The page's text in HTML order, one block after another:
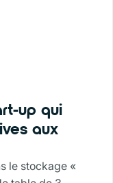
up qui
aux
le stockage «